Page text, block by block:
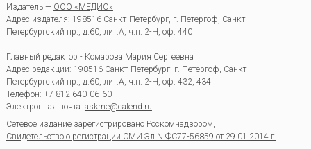
Издатель — ООО «МЕДИО»
Адрес издателя: 198516 Санкт-Петербург, г. Петергоф, Санкт-
Петербургский пр., д.60, лит.А, ч.п. 2-Н, оф. 440
Главный редактор - Комарова Мария Сергеевна
Адрес редакции: 198516 Санкт-Петербург, г. Петергоф Санкт-
Петербургский пр., д.60, лит.А, ч.п. 2-Н, оф. 432, 434
Телефон: +7 812 640-06-60
Электронная почта: askme@calend.ru
Сетевое издание зарегистрировано Роскомнадзором,
Свидетельство о регистрации СМИ Эл.N ФС77-56859 от 29.01.2014 г.